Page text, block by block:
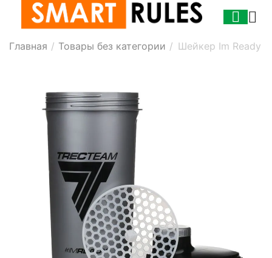
Главная / Товары без категории / Шейкер Im Ready